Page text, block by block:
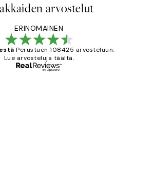
arvostelut
ERINOMAINEN
Perustuen 108425 arvosteluun.
Lue arvosteluja täältä.